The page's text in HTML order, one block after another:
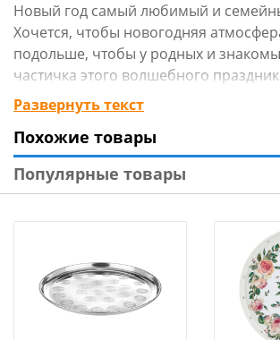
Новый год самый любимый и
Хочется, чтобы новогодняя
подольше, чтобы у родных и
частичка этого волшебного
украшения интерьера и подарка
можете приобрести подносы с
тематикой. На него можно насыпать
орехов, конфеты, поставить свечи,
небольшие новогодние подарки - на
детвору.
Развернуть текст
Похожие товары
Популярные товары